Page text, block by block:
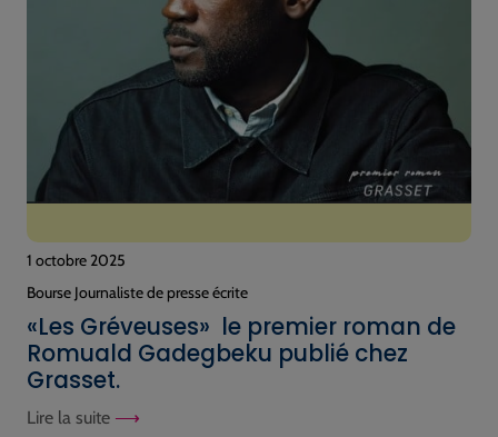
1 octobre 2025
Bourse Journaliste de presse écrite
«Les Gréveuses» le premier roman de
Romuald Gadegbeku publié chez
Grasset.
Lire la suite